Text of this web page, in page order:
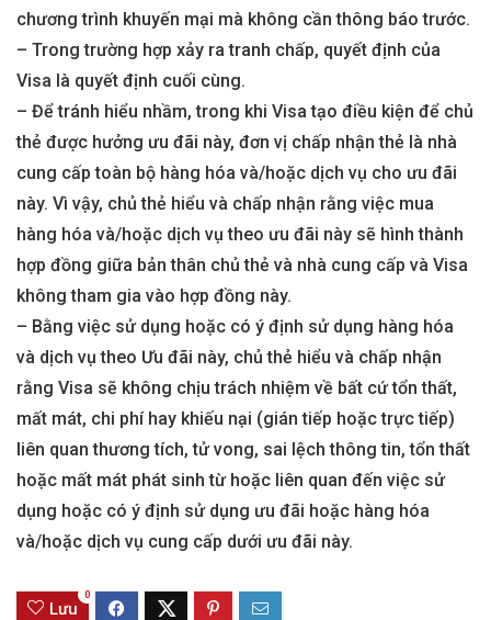
chương trình khuyến mại mà không cần thông báo trước.
– Trong trường hợp xảy ra tranh chấp, quyết định của
Visa là quyết định cuối cùng.
– Để tránh hiểu nhầm, trong khi Visa tạo điều kiện để chủ
thẻ được hưởng ưu đãi này, đơn vị chấp nhận thẻ là nhà
cung cấp toàn bộ hàng hóa và/hoặc dịch vụ cho ưu đãi
này. Vì vậy, chủ thẻ hiểu và chấp nhận rằng việc mua
hàng hóa và/hoặc dịch vụ theo ưu đãi này sẽ hình thành
hợp đồng giữa bản thân chủ thẻ và nhà cung cấp và Visa
không tham gia vào hợp đồng này.
– Bằng việc sử dụng hoặc có ý định sử dụng hàng hóa
và dịch vụ theo Ưu đãi này, chủ thẻ hiểu và chấp nhận
rằng Visa sẽ không chịu trách nhiệm về bất cứ tổn thất,
mất mát, chi phí hay khiếu nại (gián tiếp hoặc trực tiếp)
liên quan thương tích, tử vong, sai lệch thông tin, tổn thất
hoặc mất mát phát sinh từ hoặc liên quan đến việc sử
dụng hoặc có ý định sử dụng ưu đãi hoặc hàng hóa
và/hoặc dịch vụ cung cấp dưới ưu đãi này.
Lưu
0